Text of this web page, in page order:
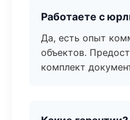
Работаете с
Да, есть опыт
объектов.
комплект